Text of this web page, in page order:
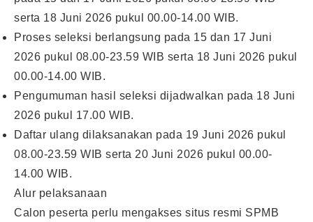
serta 18 Juni 2026 pukul 00.00-14.00 WIB.
Proses seleksi berlangsung pada 15 dan 17 Juni
2026 pukul 08.00-23.59 WIB serta 18 Juni 2026 pukul
00.00-14.00 WIB.
Pengumuman hasil seleksi dijadwalkan pada 18 Juni
2026 pukul 17.00 WIB.
Daftar ulang dilaksanakan pada 19 Juni 2026 pukul
08.00-23.59 WIB serta 20 Juni 2026 pukul 00.00-
14.00 WIB.
Alur pelaksanaan
Calon peserta perlu mengakses situs resmi SPMB